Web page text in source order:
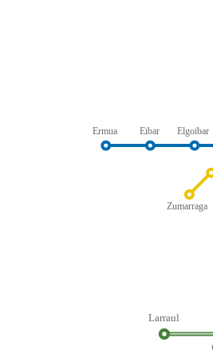
Zumarraga
Ermua Eibar Elgoibar
Larraul